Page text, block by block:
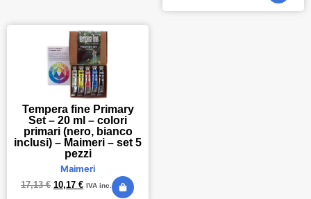
Tempera fine Primary
Set – 20 ml – colori
primari (nero, bianco
inclusi) – Maimeri – set 5
pezzi
Maimeri
17,13€ 10,17 € IVA inc.